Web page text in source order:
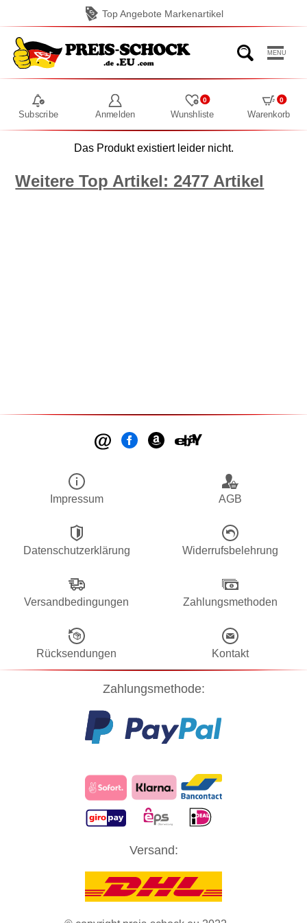
zu Ihren Rechten als Benutzer finden Sie in unserer
Cookies zu akzeptieren und direkt unsere Website besuchen zu
ZUSTIMMUNG
Top Angebote Markenartikel
MENU
Subscribe Anmelden Wunshliste
0
Warenkorb
0
Das Produkt existiert leider nicht.
Weitere Top Artikel: 2477 Artikel
Impressum AGB
Datenschutzerklärung Widerrufsbelehrung
Versandbedingungen Zahlungsmethoden
Rücksendungen Kontakt
Zahlungsmethode:
Versand: